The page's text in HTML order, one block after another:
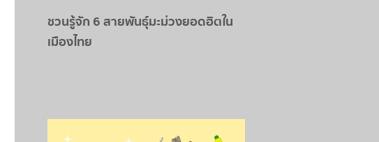
ชวนรู้จัก 6 สายพันธุ์มะม่วงยอดฮิตใน
เมืองไทย